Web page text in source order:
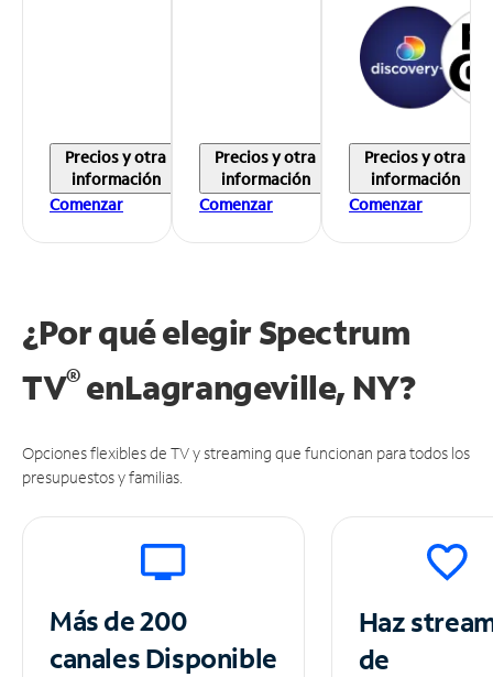
Precios y otra
información
Comenzar
Precios y otra
información
Comenzar
Precios y otra
información
Comenzar
¿Por qué elegir Spectrum
TV®enLagrangeville, NY?
Opciones flexibles de TV y streaming que funcionan para todos los
presupuestos y familias.
Más de 200
canalesDisponible
Haz
de